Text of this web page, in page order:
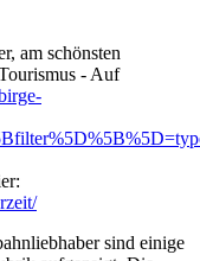
am schönsten
- Auf
sind einige